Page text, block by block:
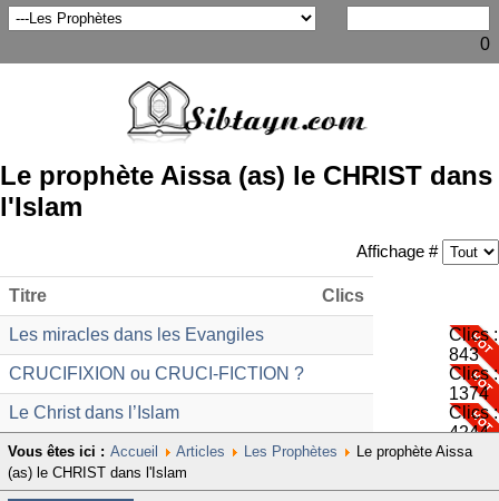
0
Le prophète Aissa (as) le CHRIST dans
l'Islam
Affichage #
Titre Clics
Les miracles dans les Evangiles
Clics :
843
CRUCIFIXION ou CRUCI-FICTION ?
Clics :
1374
Le Christ dans l’Islam
Clics :
4244
Vous êtes ici : Accueil Articles Les Prophètes
Le prophète Aissa
(as) le CHRIST dans l'Islam